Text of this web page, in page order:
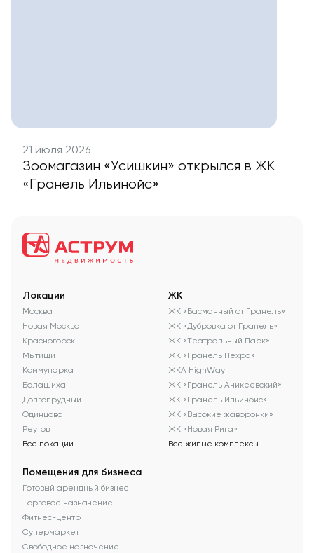
21 июля 2026
Зоомагазин «Усишкин» открылся в ЖК
«Гранель Ильинойс»
Локации
Москва
Новая Москва
Красногорск
Мытищи
Коммунарка
Балашиха
Долгопрудный
Одинцово
Реутов
Все локации
ЖК
ЖК «Басманный от Гранель»
ЖК «Дубровка от Гранель»
ЖК «Театральный Парк»
ЖК «Гранель Пехра»
ЖКА HighWay
ЖК «Гранель Аникеевский»
ЖК «Гранель Ильинойс»
ЖК «Высокие жаворонки»
ЖК «Новая Рига»
Все жилые комплексы
Помещения для бизнеса
Готовый арендный бизнес
Торговое назначение
Фитнес-центр
Супермаркет
Свободное назначение